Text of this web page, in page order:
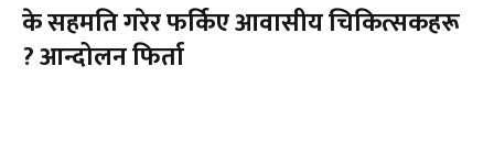
के सहमति गरेर फर्किए आवासीय चिकित्सकहरू
? आन्दोलन फिर्ता